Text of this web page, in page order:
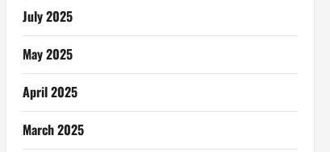
July 2025
May 2025
April 2025
March 2025